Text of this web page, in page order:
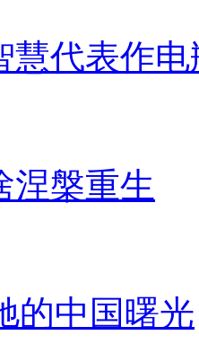
慧代表作电
涅槃重生
的中国曙光